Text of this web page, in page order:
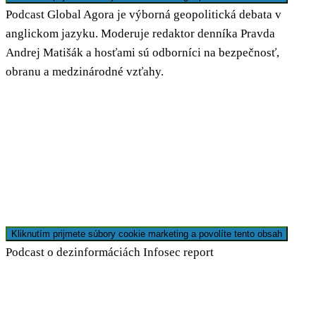
Podcast Global Agora je výborná geopolitická debata v
anglickom jazyku. Moderuje redaktor denníka Pravda
Andrej Matišák a hosťami sú odborníci na bezpečnosť,
obranu a medzinárodné vzťahy.
Kliknutím prijmete súbory cookie marketing a povolíte tento obsah
Podcast o dezinformáciách Infosec report